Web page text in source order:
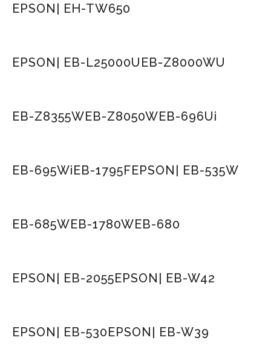
EPSON| EH-TW650
EPSON| EB-L25000U EB-Z8000WU
EB-Z8355WEB-Z8050WEB-696Ui
EB-695WiEB-1795FEPSON| EB-535W
EB-685WEB-1780WEB-680
EPSON| EB-2055EPSON| EB-W42
EPSON| EB-530EPSON| EB-W39